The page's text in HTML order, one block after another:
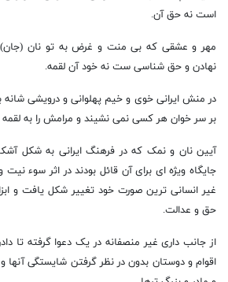
است نه حق آن.
مهر و عشقی که بی منت و غرض به تو نان
نهادن و حق شناسی ست نه خود آن لقمه.
در منش ایرانی خوی و خیم پهلوانی و درویشی شانه
بر سر خوان هر کسی نمی نشیند و مرامش را به
آیین نان و نمک که در فرهنگ ایرانی به شکل
جایگاه ویژه ای برای آن قائل بودند در اثر سوء نیت
غیر انسانی ترین صورت خود تغییر شکل یافت و
حق و عدالت.
از جانب داری غیر منصفانه در یک دعوا گرفته تا
اقوام و دوستان بدون در نظر گرفتن شایستگی آنها